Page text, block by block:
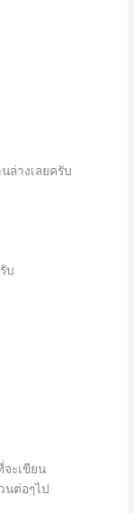
ล่างเลยครับ
บ
จะเขียน
นต่อๆไป